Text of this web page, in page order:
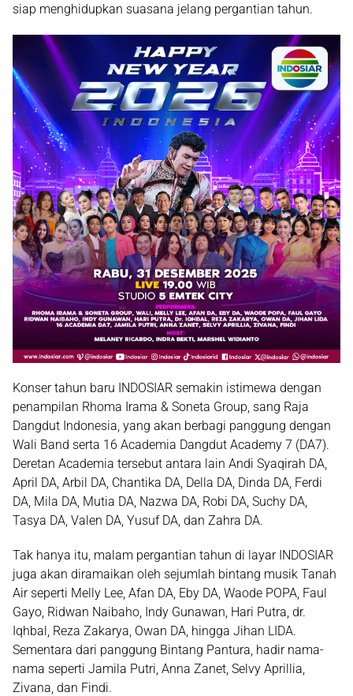
siap menghidupkan suasana jelang pergantian tahun.
Konser tahun baru INDOSIAR semakin istimewa dengan
penampilan Rhoma Irama & Soneta Group , sang Raja
Dangdut Indonesia, yang akan berbagi panggung dengan
Wali Band serta 16 Academia Dangdut Academy 7 (DA7).
Deretan Academia tersebut antara lain Andi Syaqirah DA,
April DA, Arbil DA, Chantika DA, Della DA, Dinda DA, Ferdi
DA, Mila DA, Mutia DA, Nazwa DA, Robi DA, Suchy DA,
Tasya DA, Valen DA, Yusuf DA, dan Zahra DA.
Tak hanya itu, malam pergantian tahun di layar INDOSIAR
juga akan diramaikan oleh sejumlah bintang musik Tanah
Air seperti Melly Lee, Afan DA, Eby DA, Waode POPA, Faul
Gayo, Ridwan Naibaho, Indy Gunawan, Hari Putra, dr.
Iqhbal, Reza Zakarya, Owan DA, hingga Jihan LIDA.
Sementara dari panggung Bintang Pantura , hadir nama-
nama seperti Jamila Putri, Anna Zanet, Selvy Aprillia,
Zivana, dan Findi.